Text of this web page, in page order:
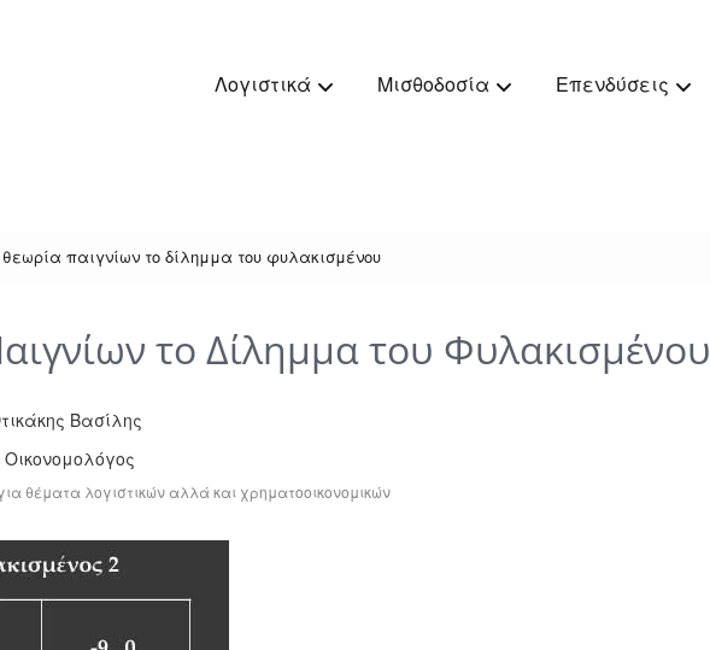
Λογιστικά Μισθοδοσία Επενδύσεις
θεωρία παιγνίων το δίλημμα του φυλακισμένου
το Δίλημμα του Φυλακισμένου
Bασίλης
Οικονομολόγος
θέματα λογιστικών αλλά και χρηματοοικονομικών